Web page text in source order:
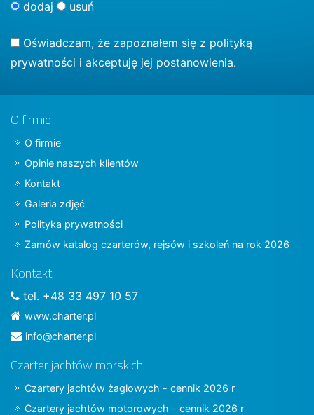
dodaj usuń
Oświadczam, że zapoznałem się z polityką
prywatności i akceptuję jej postanowienia.
O firmie
O firmie
Opinie naszych klientów
Kontakt
Galeria zdjęć
Polityka prywatności
Zamów katalog czarterów, rejsów i szkoleń na rok 2026
Kontakt
tel. +48 33 497 10 57
www.charter.pl
info@charter.pl
Czarter jachtów morskich
Czartery jachtów żaglowych - cennik 2026 r
Czartery jachtów motorowych - cennik 2026 r